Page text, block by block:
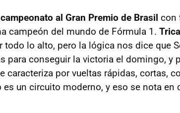
al Gran Premio de Brasil con
campeón del mundo de Fórmula 1.
todo lo alto, pero la lógica nos dice que
para conseguir la victoria el domingo, y
caracteriza por vueltas rápidas, cortas,
es un circuito moderno, y eso se nota en